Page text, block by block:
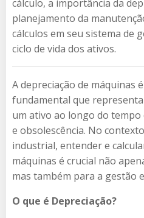
cálculo, a importância da
planejamento da
cálculos em seu sistema de
ciclo de vida dos ativos.
A depreciação de máquinas
fundamental que
um ativo ao longo do tempo
e obsolescência. No
industrial, entender e
máquinas é crucial não
mas também para a gestão
O que é Depreciação?